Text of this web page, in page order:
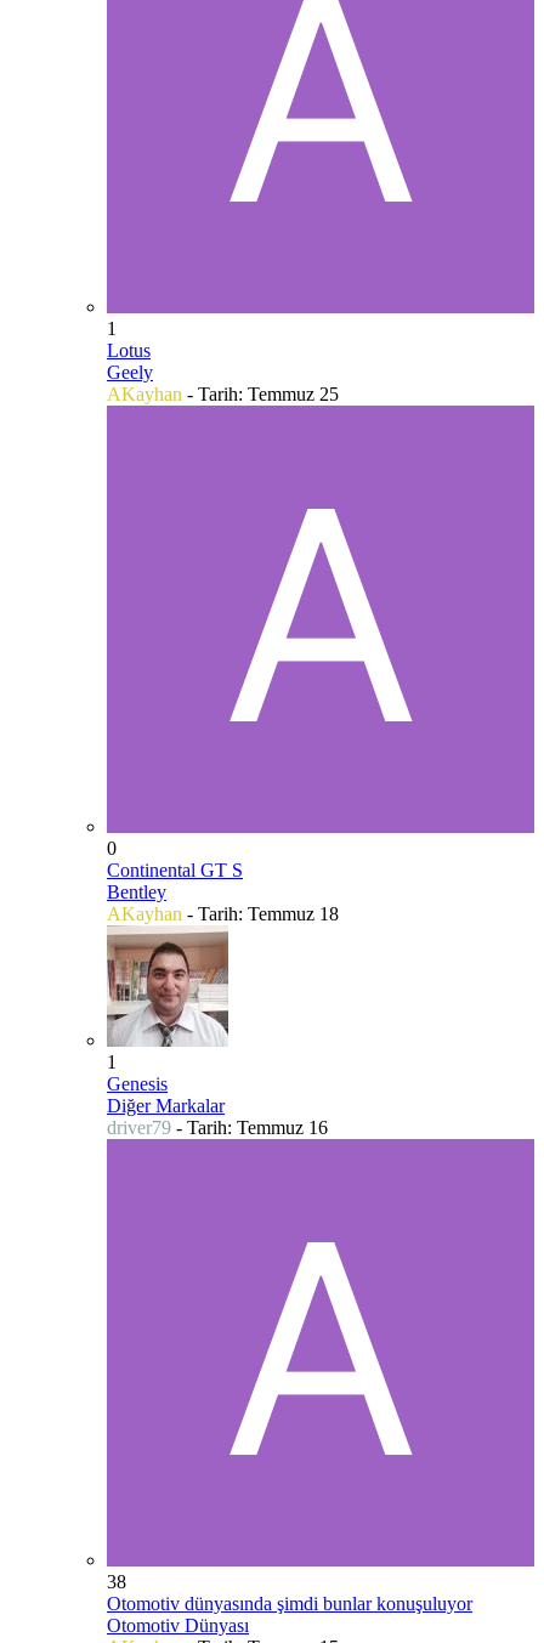
1
Lotus
Geely
AKayhan - Tarih: Temmuz 25
0
Continental GT S
Bentley
AKayhan - Tarih: Temmuz 18
1
Genesis
Diğer Markalar
driver79 - Tarih: Temmuz 16
38
Otomotiv dünyasında şimdi bunlar konuşuluyor
Otomotiv Dünyası